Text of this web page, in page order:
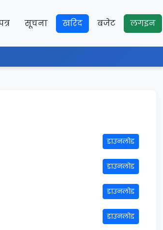
सूचना खरिद बजेट लगइन
डाउनलोड
डाउनलोड
डाउनलोड
डाउनलोड